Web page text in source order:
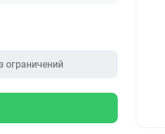
ограничений